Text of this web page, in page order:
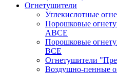
Огнетушители
Углекислотные
Порошковые
АВСЕ
Порошковые
ВСЕ
Огнетушители
Воздушно-пенные